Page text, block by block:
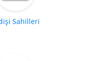
Sahilleri